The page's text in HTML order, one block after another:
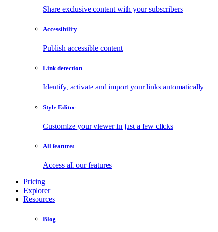
Share exclusive content with your subscribers
Accessibility
Publish accessible content
Link detection
Identify, activate and import your links automatically
Style Editor
Customize your viewer in just a few clicks
All features
Access all our features
Pricing
Explorer
Resources
Blog